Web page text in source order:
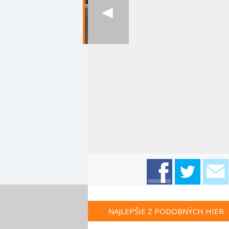
NAJLEPŠIE Z PODOBNÝCH HIER